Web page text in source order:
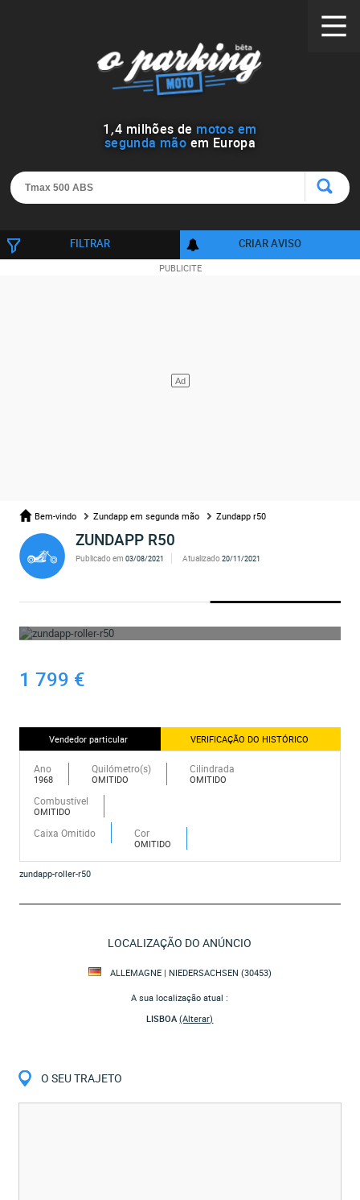
1 ,4 milhões de motos em
segunda mão em Europa
FILTRAR CRIAR AVISO
Bem-vindo Zundapp em segunda mão Zundapp r50
ZUNDAPP R50
Publicado em 03/08/2021 Atualizado20/11/2021
1 799 €
Vendedor particular VERIFICAÇÃO DO HISTÓRICO
Ano
1968
Quilómetro(s)
OMITIDO
Cilindrada
OMITIDO
Combustível
OMITIDO
Caixa Omitido Cor
OMITIDO
zundapp-roller-r50
LOCALIZAÇÃO DO ANÚNCIO
ALLEMAGNE | NIEDERSACHSEN (30453)
A sua localização atual :
LISBOA(Alterar)
O SEU TRAJETO